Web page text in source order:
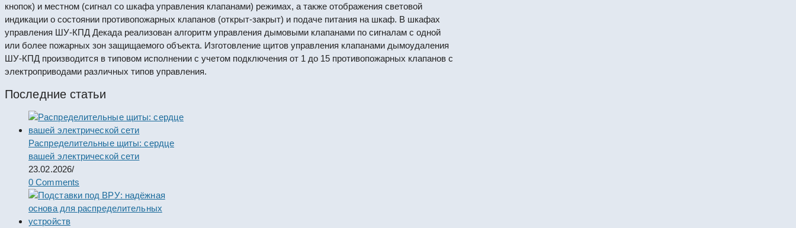
кнопок) и местном (сигнал со шкафа управления клапанами) режимах, а также отображения световой
индикации о состоянии противопожарных клапанов (открыт-закрыт) и подаче питания на шкаф. В шкафах
управления ШУ-КПД Декада реализован алгоритм управления дымовыми клапанами по сигналам с одной
или более пожарных зон защищаемого объекта. Изготовление щитов управления клапанами дымоудаления
ШУ-КПД производится в типовом исполнении с учетом подключения от 1 до 15 противопожарных клапанов с
электроприводами различных типов управления.
Последние статьи
Распределительные щиты: сердце
вашей электрической сети
23.02.2026/
0 Comments